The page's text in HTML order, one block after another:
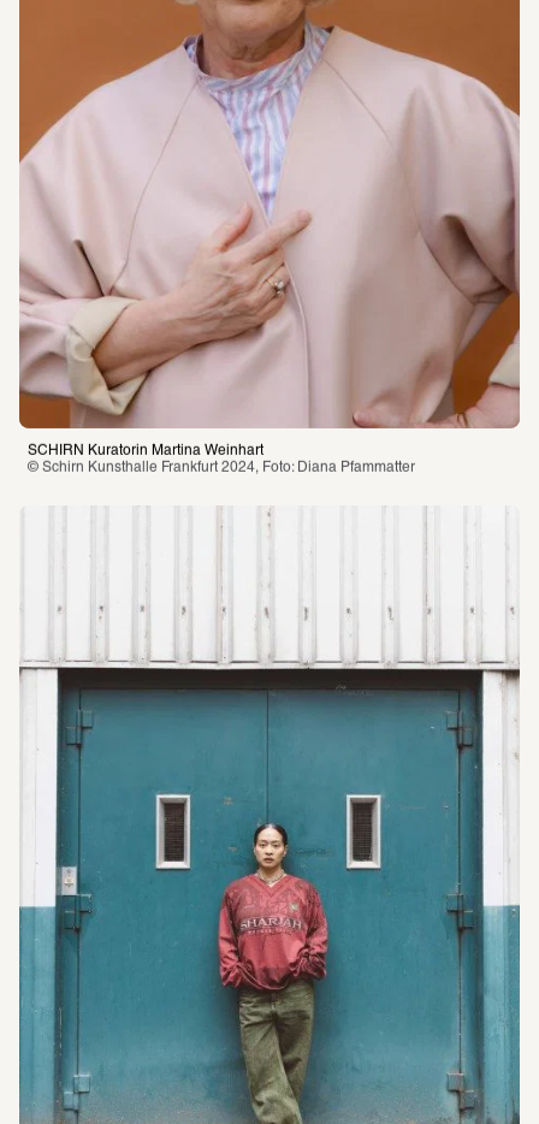
SCHIRN Kuratorin Martina Weinhart
© Schirn Kunsthalle Frankfurt 2024, Foto: Diana Pfammatter